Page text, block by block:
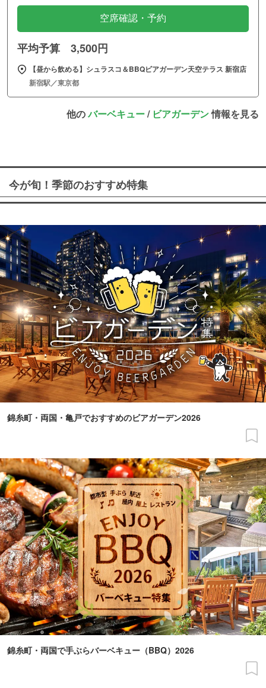
空席確認・予約
平均予算 3,500円
【昼から飲める】シュラスコ＆BBQビアガーデン天空テラス 新宿店
新宿駅／東京都
他のバーベキュー/ ビアガーデン情報を見る
今が旬！季節のおすすめ特集
錦糸町・両国・亀戸でおすすめのビアガーデン2026
錦糸町・両国で手ぶらバーベキュー（BBQ）2026